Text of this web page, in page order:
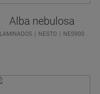
Alba nebulosa
LAMINADOS NESTO NES900